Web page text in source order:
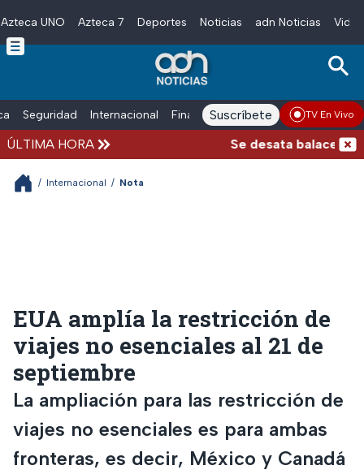
Skip to main content
Azteca UNO Azteca 7 Deportes Noticias adn Noticias
Seguridad Internacional Finanzas adn Noticias Radio
Suscríbete TV En Vivo
ÚLTIMA HORA Se desata balacera
/ Internacional / Nota
EUA amplía la restricción de
viajes no esenciales al 21 de
septiembre
La ampliación para las restricción de
viajes no esenciales es para ambas
fronteras, es decir, México y Canadá